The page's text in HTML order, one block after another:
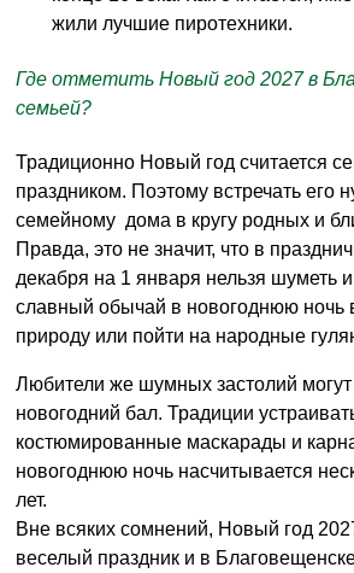
жили лучшие пиротехники.
Где отметить Новый год 2027 в
семьей?
Традиционно Новый год считается
праздником. Поэтому встречать его
семейному дома в кругу родных и
Правда, это не значит, что в
декабря на 1 января нельзя шуметь
славный обычай в новогоднюю ночь
природу или пойти на народные
Любители же шумных застолий могут
новогодний бал. Традиции
костюмированные маскарады и
новогоднюю ночь насчитывается
лет.
Вне всяких сомнений, Новый год
веселый праздник и в